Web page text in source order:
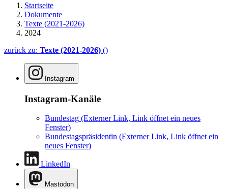
Startseite
Dokumente
Texte (2021-2026)
2024
zurück zu: Texte (2021-2026) ()
Instagram
Instagram-Kanäle
Bundestag (Externer Link, Link öffnet ein neues
Fenster)
Bundestagspräsidentin (Externer Link, Link öffnet ein
neues Fenster)
LinkedIn
Mastodon